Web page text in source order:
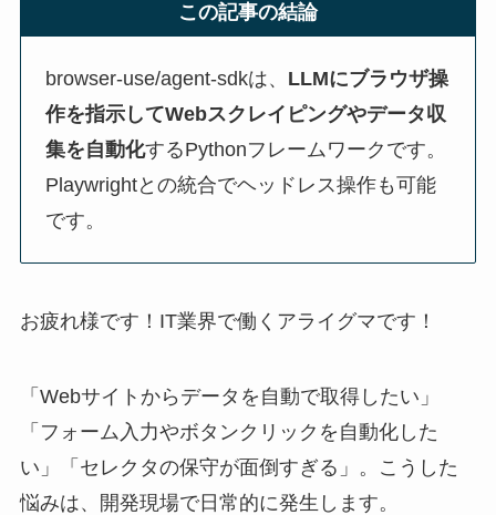
この記事の結論
browser-use/agent-sdkは、 LLMにブラウザ操
作を指示してWebスクレイピングやデータ収
集を自動化するPythonフレームワークです。
Playwrightとの統合でヘッドレス操作も可能
です。
お疲れ様です！IT業界で働くアライグマです！
「Webサイトからデータを自動で取得したい」
「フォーム入力やボタンクリックを自動化した
い」「セレクタの保守が面倒すぎる」。こうした
悩みは、開発現場で日常的に発生します。